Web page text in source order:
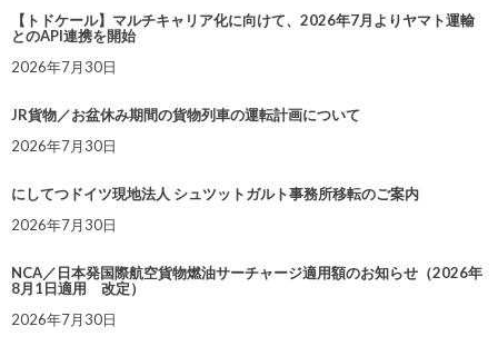
【トドケール】マルチキャリア化に向けて、2026年7月よりヤマト運輸
とのAPI連携を開始
2026年7月30日
JR貨物／お盆休み期間の貨物列車の運転計画について
2026年7月30日
にしてつドイツ現地法人 シュツットガルト事務所移転のご案内
2026年7月30日
NCA／日本発国際航空貨物燃油サーチャージ適用額のお知らせ（2026年
8月1日適用 改定）
2026年7月30日